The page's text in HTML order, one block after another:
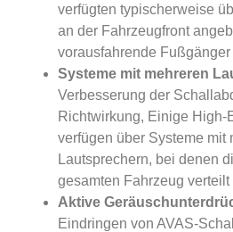
verfügten typischerweise
an der Fahrzeugfront
vorausfahrende
Systeme mit mehreren
Verbesserung der
Richtwirkung, Einige High-
verfügen über Systeme mit
Lautsprechern, bei denen
gesamten Fahrzeug verteilt
Aktive
Eindringen von AVAS-